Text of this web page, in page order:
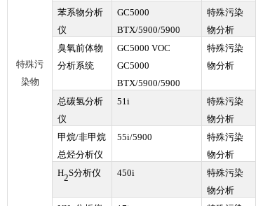
特殊污
染物
苯系物分析
仪
GC5000
BTX/5900/5900
特殊污染
物分析
臭氧前体物
分析系统
GC5000 VOC
GC5000
BTX/5900/5900
特殊污染
物分析
总碳氢分析
仪
51i
特殊污染
物分析
甲烷/非甲烷
总烃分析仪
55i/5900
特殊污染
物分析
H2S分析仪 450i
特殊污染
物分析